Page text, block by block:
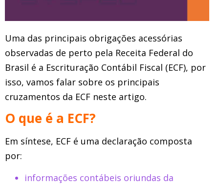
Uma das principais obrigações acessórias
observadas de perto pela Receita Federal do
Brasil é a Escrituração Contábil Fiscal (ECF), por
isso, vamos falar sobre os principais
cruzamentos da ECF neste artigo.
O que é a ECF?
Em síntese, ECF é uma declaração composta
por:
informações contábeis oriundas da